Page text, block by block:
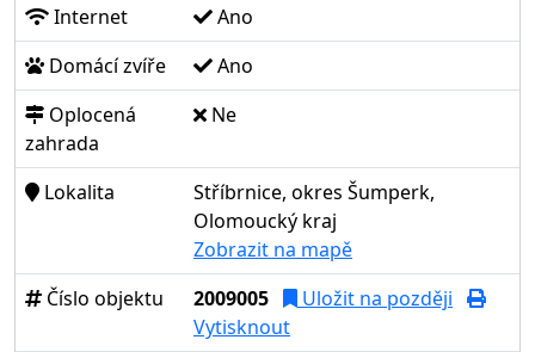
Internet
Ano
Domácí zvíře
Ano
Oplocená
zahrada
Ne
Lokalita
Stříbrnice, okres Šumperk,
Olomoucký kraj
Zobrazit na mapě
Číslo objektu
2009005
Uložit na později
Vytisknout